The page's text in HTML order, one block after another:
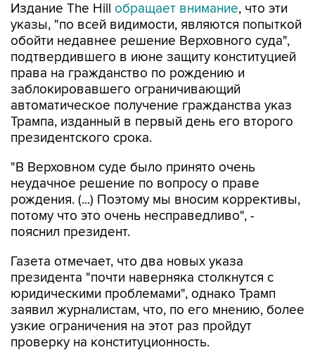
Издание The Hill обращает внимание, что эти
указы, "по всей видимости, являются попыткой
обойти недавнее решение Верховного суда",
подтвердившего в июне защиту конституцией
права на гражданство по рождению и
заблокировавшего ограничивающий
автоматическое получение гражданства указ
Трампа, изданный в первый день его второго
президентского срока.
"В Верховном суде было принято очень
неудачное решение по вопросу о праве
рождения. (...) Поэтому мы вносим коррективы,
потому что это очень несправедливо", -
пояснил президент.
Газета отмечает, что два новых указа
президента "почти наверняка столкнутся с
юридическими проблемами", однако Трамп
заявил журналистам, что, по его мнению, более
узкие ограничения на этот раз пройдут
проверку на конституционность.